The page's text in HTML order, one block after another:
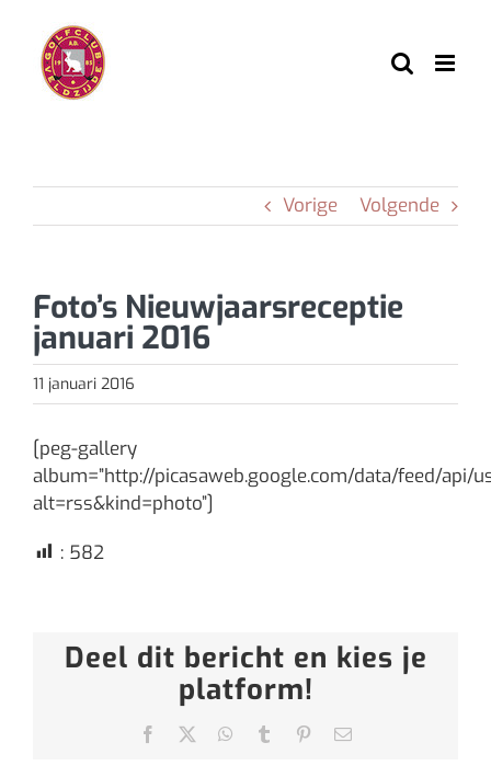
inhoud
Vorige Volgende
Foto’s Nieuwjaarsreceptie
januari 2016
11 januari 2016
[peg-gallery
album=”http://picasaweb.google.com/data/feed/api/
alt=rss&kind=photo”]
: 582
Deel dit bericht en kies je
platform!
Facebook WhatsApp
Tumblr Pinterest
E-